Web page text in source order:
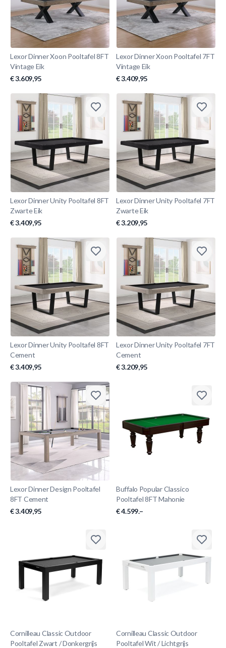
Lexor Dinner Xoon Pooltafel 8FT
Vintage Eik
€ 3.609,95
Lexor Dinner Xoon Pooltafel 7FT
Vintage Eik
€ 3.409,95
Lexor Dinner Unity Pooltafel 8FT
Zwarte Eik
€ 3.409,95
Lexor Dinner Unity Pooltafel 7FT
Zwarte Eik
€ 3.209,95
Lexor Dinner Unity Pooltafel 8FT
Cement
€ 3.409,95
Lexor Dinner Unity Pooltafel 7FT
Cement
€ 3.209,95
Lexor Dinner Design Pooltafel
8FT Cement
€ 3.409,95
Buffalo Popular Classico
Pooltafel 8FT Mahonie
€ 4.599.–
Cornilleau Classic Outdoor
Pooltafel Zwart / Donkergrijs
Cornilleau Classic Outdoor
Pooltafel Wit / Lichtgrijs